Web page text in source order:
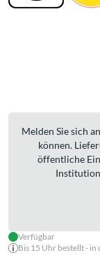
Melden Sie sich
können.
öffentliche
Verfügbar
Bis 15 Uhr bestellt - in